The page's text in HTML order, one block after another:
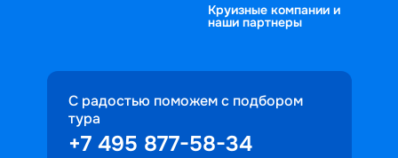
Круизные компании и
наши партнеры
С радостью поможем с подбором
тура
+7 495 877-58-34